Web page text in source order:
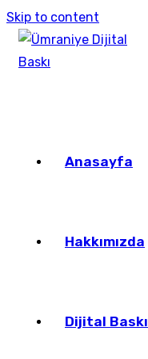
Skip to content
Anasayfa
Hakkımızda
Dijital Baskı